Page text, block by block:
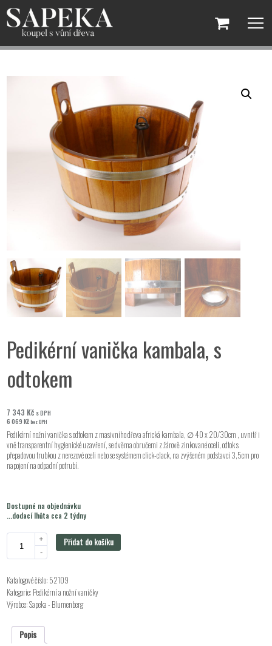
Pedikérní vanička kambala, s
odtokem
7 343 Kč s DPH
6 069Kč bez DPH
Pedikérní nožní vanička s odtokem z masivního dřeva africká kambala, ∅ 40 x 20/30cm , uvnitř i
vně transparentní hygienické uzavření, se dvěma obručemi z žárově zinkované oceli, odtok s
přepadovou trubkou z nerezové oceli nebo se systémem click-clack, na zvýšeném podstavci 3,5cm pro
napojení na odpadní potrubí.
Dostupné na objednávku
...dodací lhůta cca 2 týdny
+
-
Přidat do košíku
Katalogové číslo: 52109
Kategorie: Pedikérní a nožní vaničky
Výrobce:Sapeka - Blumenberg
Popis